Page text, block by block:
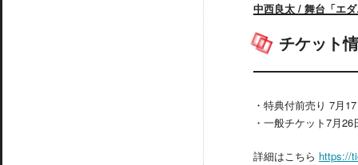
中西良太 / 舞台「エ
チケット
・特典付前売り 7月
・一般チケット7月
詳細はこちら https://